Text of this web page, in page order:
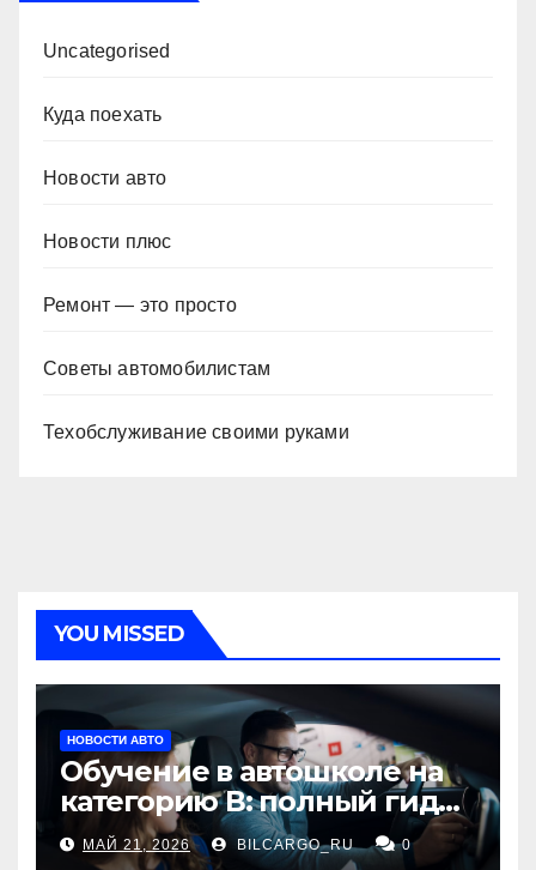
Uncategorised
Куда поехать
Новости авто
Новости плюс
Ремонт — это просто
Советы автомобилистам
Техобслуживание своими руками
YOU MISSED
НОВОСТИ АВТО
Обучение в автошколе на
категорию В: полный гид
для будущих водителей
МАЙ 21, 2026 BILCARGO_RU 0